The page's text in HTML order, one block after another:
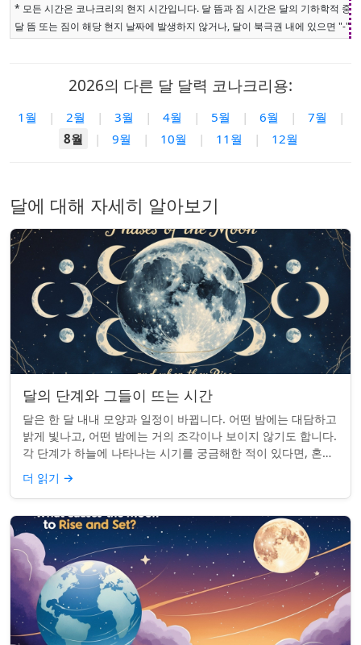
* 모든 시간은 코나크리의 현지 시간입니다. 달 뜸과 짐 시간은 달의 기하학적 중
달 뜸 또는 짐이 해당 현지 날짜에 발생하지 않거나, 달이 북극권 내에 있으면 "-"
2026의 다른 달 달력 코나크리용:
1월 | 2월 | 3월 | 4월 | 5월 | 6월 | 7월
|
8월
| 9월 | 10월 | 11월 | 12월
달에 대해 자세히 알아보기
달의 단계와 그들이 뜨는 시간
달은 한 달 내내 모양과 일정이 바뀝니다. 어떤 밤에는 대담하고
밝게 빛나고, 어떤 밤에는 거의 조각이나 보이지 않기도 합니다.
각 단계가 하늘에 나타나는 시기를 궁금해한 적이 있다면, 혼자
가 아닙니다. 사실 그 타...
더 읽기 →